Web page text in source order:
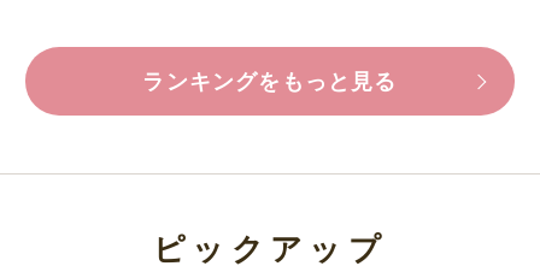
ランキングをもっと見る
ピックアップ